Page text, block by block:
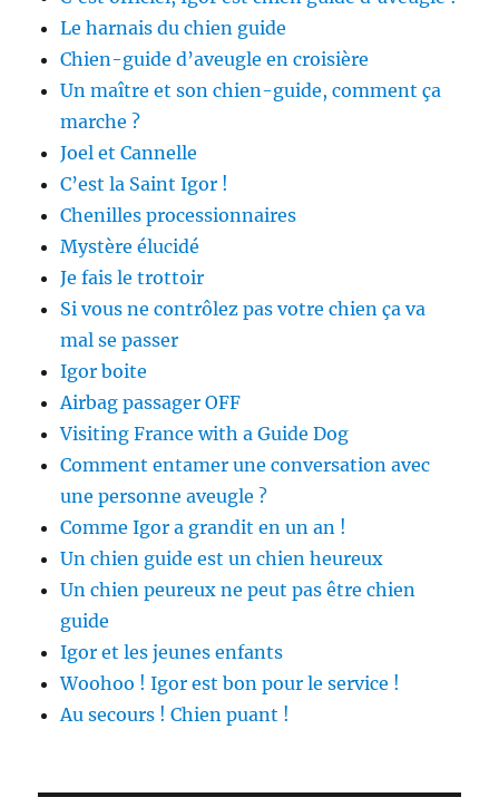
Le harnais du chien guide
Chien-guide d’aveugle en croisière
Un maître et son chien-guide, comment ça
marche ?
Joel et Cannelle
C’est la Saint Igor !
Chenilles processionnaires
Mystère élucidé
Je fais le trottoir
Si vous ne contrôlez pas votre chien ça va
mal se passer
Igor boite
Airbag passager OFF
Visiting France with a Guide Dog
Comment entamer une conversation avec
une personne aveugle ?
Comme Igor a grandit en un an !
Un chien guide est un chien heureux
Un chien peureux ne peut pas être chien
guide
Igor et les jeunes enfants
Woohoo ! Igor est bon pour le service !
Au secours ! Chien puant !